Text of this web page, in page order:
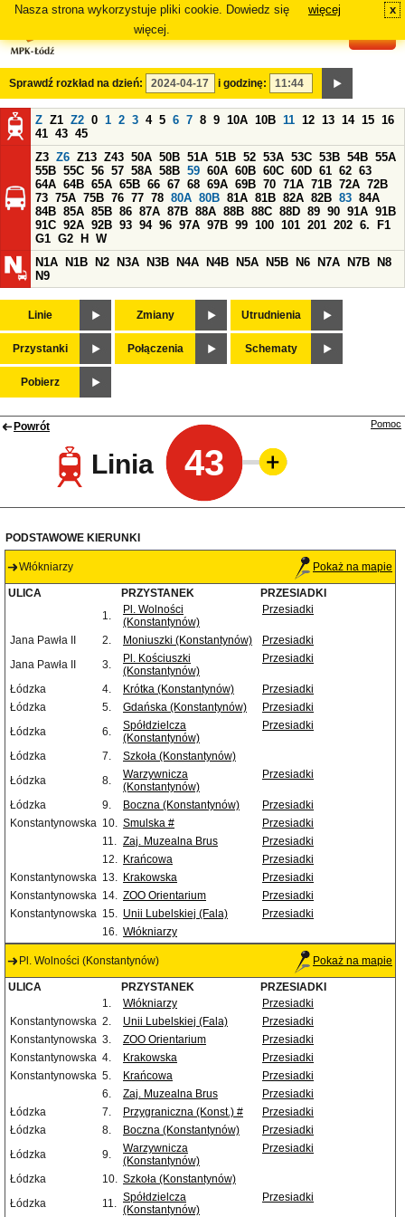
Nasza strona wykorzystuje pliki cookie. Dowiedz się
więcej.
więcej x
Sprawdź rozkład na dzień: i godzinę:
Z Z1 Z2 0 1 2 3 4 5 6 7 8 9 10A 10B 11 12 13 14 15 16
41 43 45
Z3 Z6 Z13 Z43 50A 50B 51A 51B 52 53A 53C 53B 54B 55A
55B 55C 56 57 58A 58B 59 60A 60B 60C 60D 61 62 63
64A 64B 65A 65B 66 67 68 69A 69B 70 71A 71B 72A 72B
73 75A 75B 76 77 78 80A 80B 81A 81B 82A 82B 83 84A
84B 85A 85B 86 87A 87B 88A 88B 88C 88D 89 90 91A 91B
91C 92A 92B 93 94 96 97A 97B 99 100 101 201 202 6.
F1
G1 G2 H
W
N1A
N1B N2 N3A N3B N4A N4B N5A N5B N6 N7A N7B
N8
N9
Linie Zmiany Utrudnienia
Przystanki Połączenia Schematy
Pobierz
Powrót
Linia 43
Pomoc
PODSTAWOWE KIERUNKI
Włókniarzy Pokaż na mapie
ULICA PRZYSTANEK
PRZESIADKI
1.
Pl. Wolności
(Konstantynów)
Przesiadki
Jana Pawła II 2. Moniuszki (Konstantynów)
Przesiadki
Jana Pawła II
3.
Pl. Kościuszki
(Konstantynów)
Przesiadki
Łódzka 4. Krótka (Konstantynów)
Przesiadki
Łódzka
5. Gdańska (Konstantynów)
Przesiadki
Łódzka
6.
Spółdzielcza
(Konstantynów)
Przesiadki
Łódzka 7.
Szkoła (Konstantynów)
Łódzka
8.
Warzywnicza
(Konstantynów)
Przesiadki
Łódzka 9. Boczna (Konstantynów)
Przesiadki
Konstantynowska 10. Smulska #
Przesiadki
11. Zaj. Muzealna Brus
Przesiadki
12. Krańcowa
Przesiadki
Konstantynowska 13. Krakowska
Przesiadki
Konstantynowska 14. ZOO Orientarium
Przesiadki
Konstantynowska 15. Unii Lubelskiej (Fala)
Przesiadki
16. Włókniarzy
Pl. Wolności (Konstantynów) Pokaż na mapie
ULICA PRZYSTANEK
PRZESIADKI
1.
Włókniarzy
Przesiadki
Konstantynowska 2. Unii Lubelskiej (Fala)
Przesiadki
Konstantynowska 3. ZOO Orientarium
Przesiadki
Konstantynowska 4. Krakowska
Przesiadki
Konstantynowska 5. Krańcowa
Przesiadki
6.
Zaj. Muzealna Brus
Przesiadki
Łódzka
7. Przygraniczna (Konst.) #
Przesiadki
Łódzka
8. Boczna (Konstantynów)
Przesiadki
Łódzka
9.
Warzywnicza
(Konstantynów)
Przesiadki
Łódzka 10. Szkoła (Konstantynów)
Łódzka
11. Spółdzielcza
(Konstantynów)
Przesiadki